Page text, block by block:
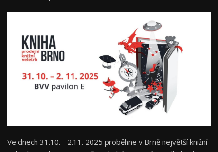
Ve dnech 31.10. - 2.11. 2025 proběhne v Brně největší knižní